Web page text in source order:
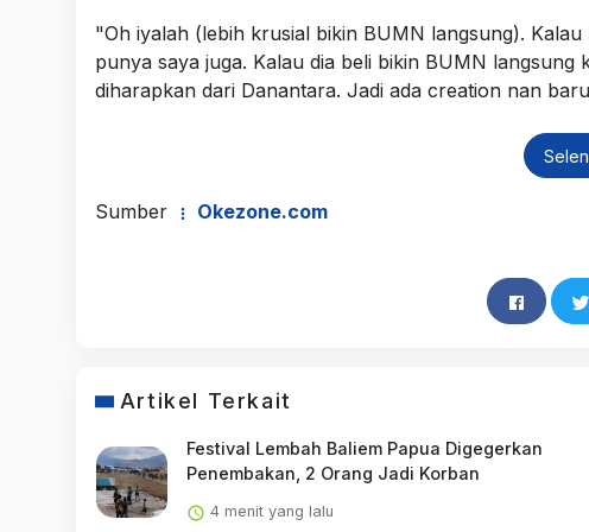
"Oh iyalah (lebih krusial bikin BUMN langsung).
punya saya juga. Kalau dia beli bikin BUMN
diharapkan dari Danantara. Jadi ada creation nan
Sumber Okezone.com
Artikel Terkait
Festival Lembah Baliem Papua Digegerkan
Penembakan, 2 Orang Jadi Korban
4 menit yang lalu